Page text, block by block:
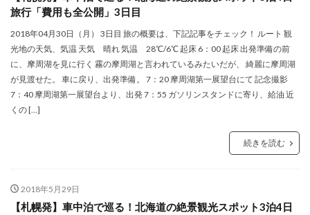
旅行「費用も全公開」3日目
2018年04月30日（月） 3日目 旅の概要は、下記記事をチェック！ ルート 観
光地の天気、気温 天気 晴れ 気温 28℃/6℃ 起床 6：00 起床 出発準備の前
に、摩周湖を見に行く 霧の摩周湖と言われているみたいだが、 綺麗に摩周湖
が見渡せた。 車に戻り、出発準備。 7：20 摩周湖第一展望台にて 記念撮影
7：40 摩周湖第一展望台より、出発 7：55 ガソリンスタンドに寄り、給油 近
くの […]
続きを読む
2018年5月29日
【札幌発】車中泊で巡る！北海道の絶景観光スポット3泊4日